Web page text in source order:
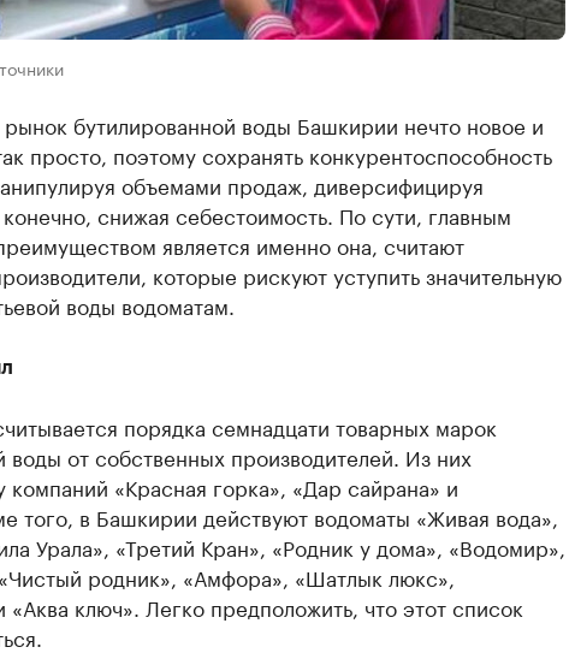
рынок бутилированной воды Башкирии нечто новое и
просто, поэтому сохранять конкурентоспособность
объемами продаж, диверсифицируя
снижая себестоимость. По сути, главным
является именно она, считают
которые рискуют уступить значительную
воды водоматам.
порядка семнадцати товарных марок
воды от собственных производителей. Из них
компаний «Красная горка», «Дар сайрана» и
того, в Башкирии действуют водоматы «Живая вода»,
Урала», «Третий Кран», «Родник у дома», «Водомир»,
родник», «Амфора», «Шатлык люкс»,
ключ». Легко предположить, что этот список